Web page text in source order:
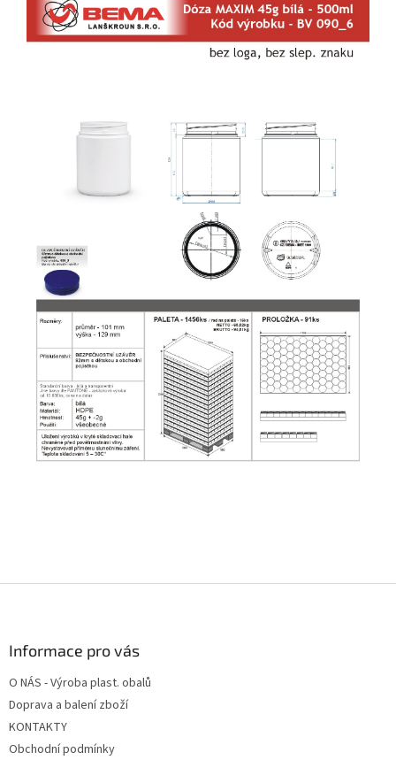
Informace pro vás
O NÁS - Výroba plast. obalů
Doprava a balení zboží
KONTAKTY
Obchodní podmínky